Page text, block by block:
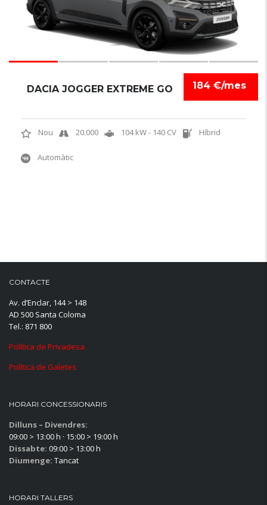
184 €/mes
DACIA JOGGER EXTREME GO
Nou 20.000 104 kW - 140 CV Híbrid
Automàtic
CONTACTE
Av. d’Enclar, 144 > 148
AD 500 Santa Coloma
Tel.: 871 800
Política de Privadesa
Política de Galetes
HORARI CONCESSIONARIS
Dilluns – Divendres:
09:00 > 13:00 h · 15:00 > 19:00 h
Dissabte: 09:00 > 13:00 h
Diumenge: Tancat
HORARI TALLERS